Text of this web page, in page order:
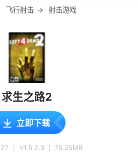
飞行射击 → 射击游戏
求生之路2
立即下载
V1.5.2.3 79.25MB